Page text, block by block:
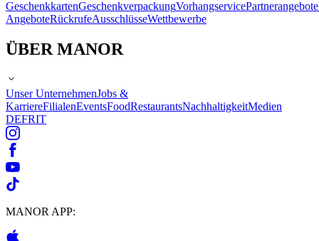
GeschenkkartenGeschenkverpackungVorhangservicePartnerangebote
AngeboteRückrufeAusschlüsseWettbewerbe
ÜBER MANOR
Unser UnternehmenJobs &
KarriereFilialenEventsFoodRestaurantsNachhaltigkeitMedien
DEFRIT
MANOR APP: